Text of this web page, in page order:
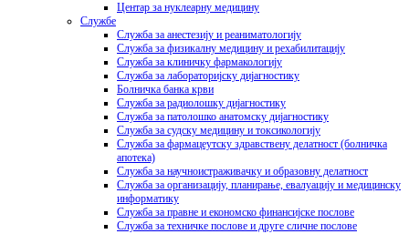
Центар за нуклеарну медицину
Службе
Служба за анестезију и реаниматологију
Служба за физикалну медицину и рехабилитацију
Служба за клиничку фармакологију
Служба за лабораторијску дијагностику
Болничка банка крви
Служба за радиолошку дијагностику
Служба за патолошко анатомску дијагностику
Служба за судску медицину и токсикологију
Служба за фармацеутску здравствену делатност (болничка
апотека)
Служба за научноистраживачку и образовну делатност
Служба за организацију, планирање, евалуацију и медицинску
информатику
Служба за правне и економско финансијске послове
Служба за техничке послове и друге сличне послове